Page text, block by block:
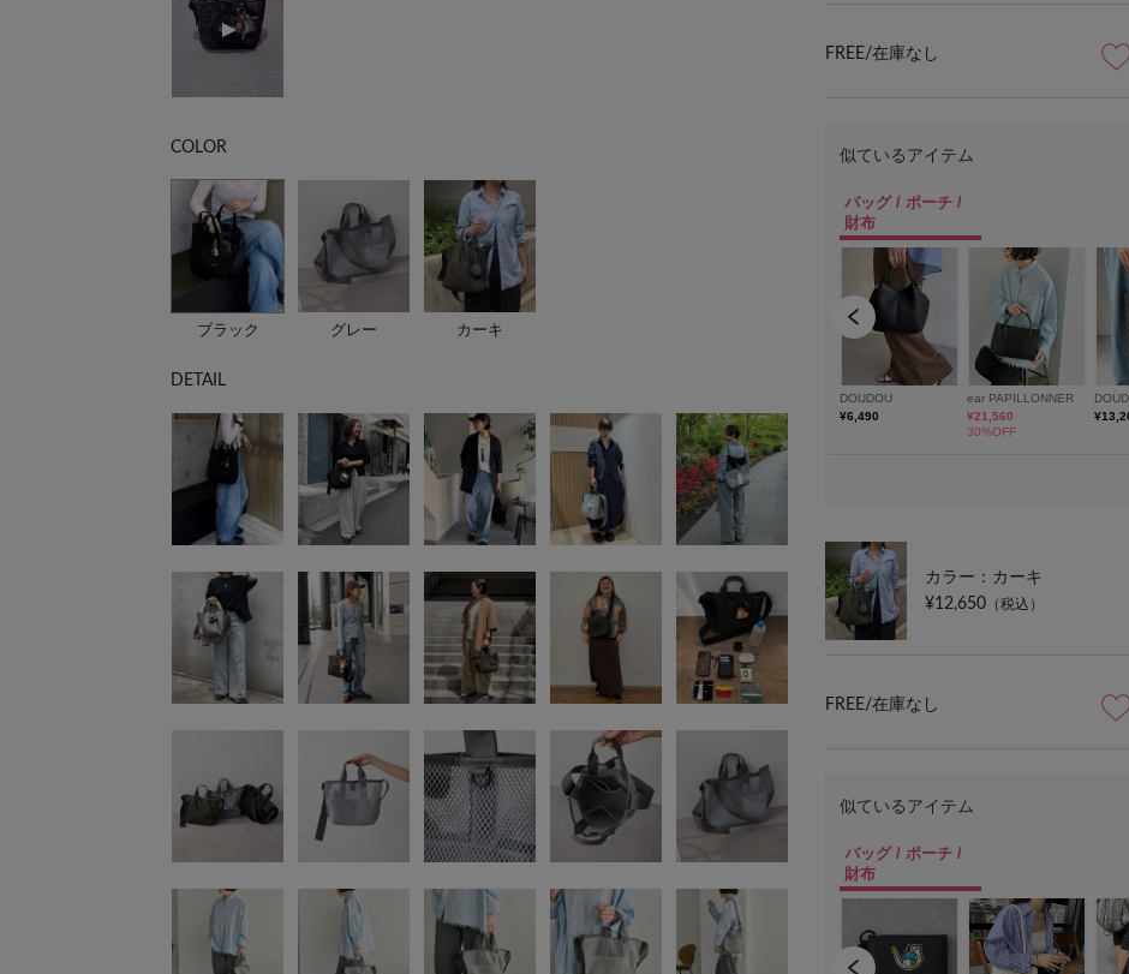
COLOR
ブラック グレー カーキ
DETAIL
FREE/在庫なし
カラー：カーキ
¥12,650 （税込）
FREE/在庫なし